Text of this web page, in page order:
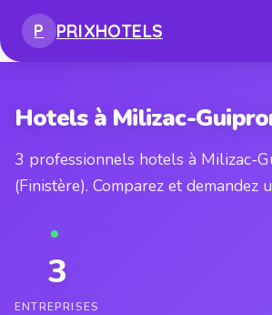
P PRIXHOTELS
Hotels à Milizac-
3 professionnels hotels à Milizac-
(Finistère). Comparez et demandez
3
ENTREPRISES